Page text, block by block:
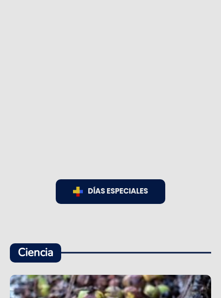
DÍAS ESPECIALES
Ciencia